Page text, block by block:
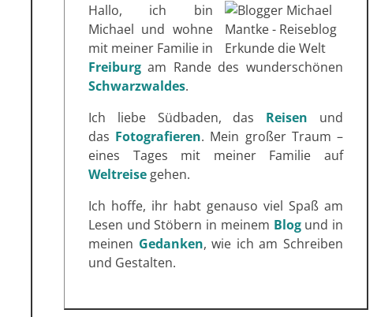
Hallo, ich bin
Michael und wohne
mit meiner Familie in
Freiburgam Rande des wunderschönen
Schwarzwaldes.
Ich liebe Südbaden, das Reisen und
das Fotografieren. Mein großer Traum –
eines Tages mit meiner Familie auf
Weltreisegehen.
Ich hoffe, ihr habt genauso viel Spaß am
Lesen und Stöbern in meinem Blog und in
meinen Gedanken, wie ich am Schreiben
und Gestalten.